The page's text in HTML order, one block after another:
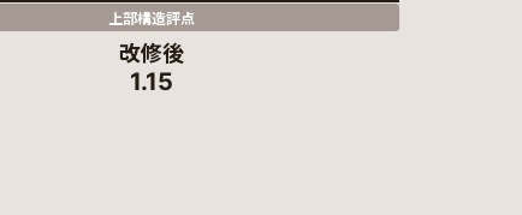
上部構造評点
改修後
1.15